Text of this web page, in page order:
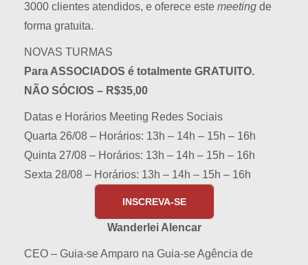
3000 clientes atendidos, e oferece este meeting de
forma gratuita.
NOVAS TURMAS
Para ASSOCIADOS é totalmente GRATUITO.
NÃO SÓCIOS – R$35,00
Datas e Horários Meeting Redes Sociais
Quarta 26/08 – Horários: 13h – 14h – 15h – 16h
Quinta 27/08 – Horários: 13h – 14h – 15h – 16h
Sexta 28/08 – Horários: 13h – 14h – 15h – 16h
INSCREVA-SE
Wanderlei Alencar
CEO – Guia-se Amparo na Guia-se Agência de